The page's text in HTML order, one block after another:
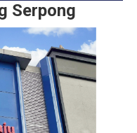
Serpong